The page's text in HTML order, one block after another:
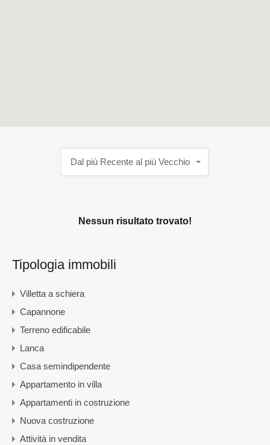
Dal più Recente al più Vecchio
Nessun risultato trovato!
Tipologia immobili
Villetta a schiera
Capannone
Terreno edificabile
Lanca
Casa semindipendente
Appartamento in villa
Appartamenti in costruzione
Nuova costruzione
Attività in vendita